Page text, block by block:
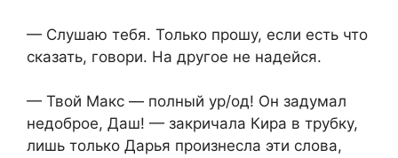
— Слушаю тебя. Только прошу, если есть что
сказать, говори. На другое не надейся.
— Твой Макс — полный ур/од! Он задумал
недоброе, Даш! — закричала Кира в трубку,
лишь только Дарья произнесла эти слова,